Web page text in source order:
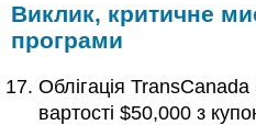
Виклик, критичне
програми
Облігація
вартості $50,000 з